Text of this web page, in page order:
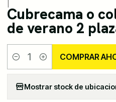
Cubrecama o
de verano 2
Cantidad
COMPRAR
Mostrar stock de